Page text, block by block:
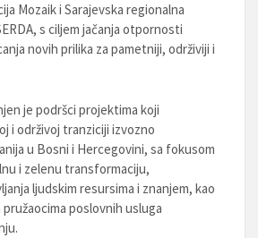
Mozaik i Sarajevska regionalna
s ciljem jačanja otpornosti
novih prilika za pametniji, održiviji i
je podršci projektima koji
i održivoj tranziciji izvozno
u Bosni i Hercegovini, sa fokusom
i zelenu transformaciju,
ljudskim resursima i znanjem, kao
poslovnih usluga